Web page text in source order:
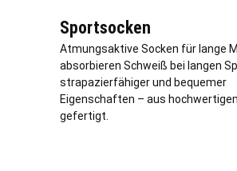
Sportsocken
Atmungsaktive Socken für lange
absorbieren Schweiß bei langen
strapazierfähiger und bequemer
Eigenschaften – aus
gefertigt.